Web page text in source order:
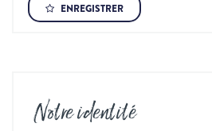
ENREGISTRER
Notre identité